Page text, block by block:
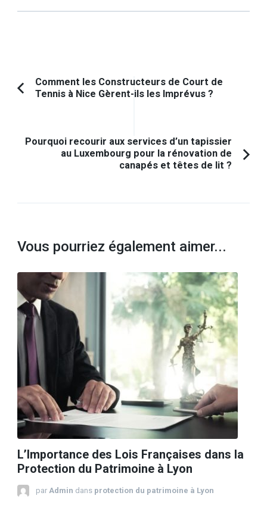
Navigation
d'article
Article
Comment les Constructeurs de Court de
Tennis à Nice Gèrent-ils les Imprévus ?
Pourquoi recourir aux services d’un tapissier
au Luxembourg pour la rénovation de
canapés et têtes de lit ?
Vous pourriez également aimer...
L’Importance des Lois Françaises dans la
Protection du Patrimoine à Lyon
par Admin dans protection du patrimoine à Lyon